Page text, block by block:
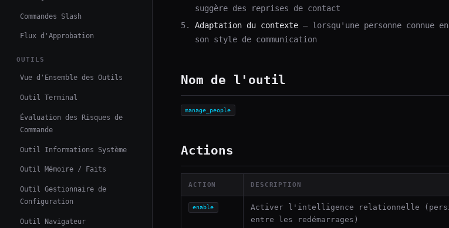
Commandes Slash
Flux d'Approbation
OUTILS
Vue d'Ensemble des Outils
Outil Terminal
Évaluation des Risques de
Commande
Outil Informations Système
Outil Mémoire / Faits
Outil Gestionnaire de
Configuration
Outil Navigateur
suggère des reprises de contact
Adaptation du contexte — lorsqu'une personne connue
son style de communication
Nom de l'outil
manage_people
Actions
ACTION DESCRIPTION
enable
Activer l'intelligence relationnelle
entre les redémarrages)